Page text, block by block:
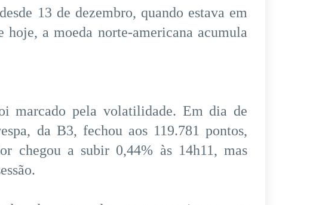
13 de dezembro, quando estava em
hoje, a moeda norte-americana acumula
marcado pela volatilidade. Em dia de
da B3, fechou aos 119.781 pontos,
chegou a subir 0,44% às 14h11, mas